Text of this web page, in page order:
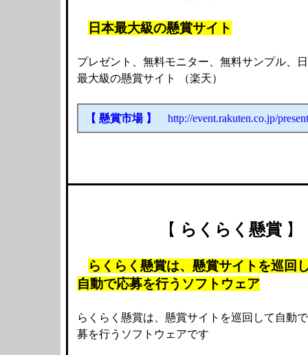
日本最大級の懸賞サイト
プレゼント、無料モニター、無料サンプル、
最大級の懸賞サイト （楽天）
【 懸賞市場 】 http://event.rakuten.co.jp/
【 らくらく懸賞】
らくらく懸賞は、懸賞サイトを巡回
自動で応募を行うソフトウェア
らくらく懸賞は、懸賞サイトを巡回して自動
募を行うソフトウェアです